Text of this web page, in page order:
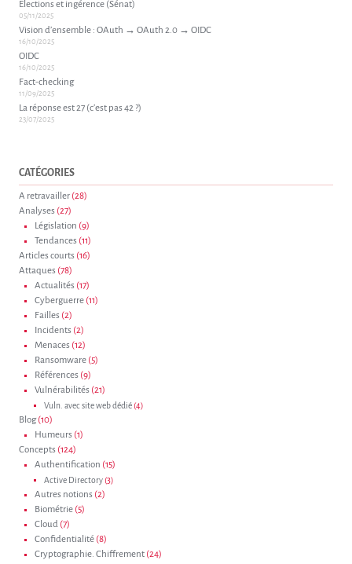
Elections et ingérence (Sénat)
05/11/2025
Vision d’ensemble : OAuth → OAuth 2.0 → OIDC
16/10/2025
OIDC
16/10/2025
Fact-checking
11/09/2025
La réponse est 27 (c’est pas 42 ?)
23/07/2025
CATÉGORIES
A retravailler (28)
Analyses (27)
Législation (9)
Tendances (11)
Articles courts (16)
Attaques (78)
Actualités (17)
Cyberguerre (11)
Failles (2)
Incidents (2)
Menaces (12)
Ransomware (5)
Références (9)
Vulnérabilités (21)
Vuln. avec site web dédié (4)
Blog(10)
Humeurs (1)
Concepts (124)
Authentification (15)
Active Directory (3)
Autres notions (2)
Biométrie (5)
Cloud (7)
Confidentialité (8)
Cryptographie. Chiffrement (24)